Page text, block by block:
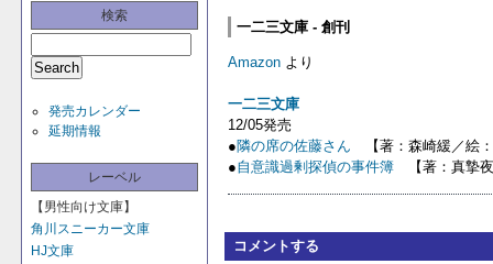
検索
発売カレンダー
延期情報
レーベル
【男性向け文庫】
角川スニーカー文庫
HJ文庫
一二三文庫 - 創刊
Amazon より
一二三文庫
12/05発売
●隣の席の佐藤さん 【著：森崎緩／絵
●自意識過剰探偵の事件簿 【著：真摯
コメントする